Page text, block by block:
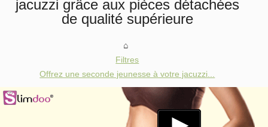
jacuzzi grâce aux pièces détachées
de qualité supérieure
Filtres
Offrez une seconde jeunesse à votre jacuzzi...